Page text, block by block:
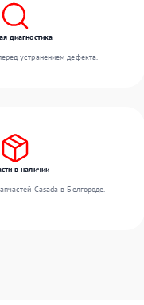
диагностика
устранением дефекта.
в наличии
Casada в Белгороде.